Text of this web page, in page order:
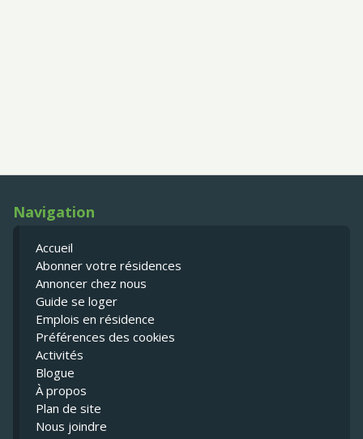
Navigation
Accueil
Abonner votre résidences
Annoncer chez nous
Guide se loger
Emplois en résidence
Préférences des cookies
Activités
Blogue
À propos
Plan de site
Nous joindre